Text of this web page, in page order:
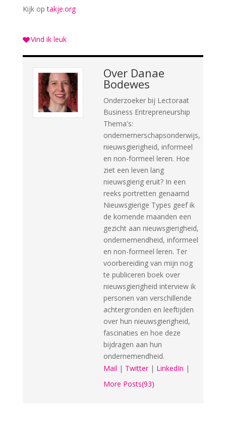
Kijk optakje.org
Vind ik leuk
Over Danae
Bodewes
Onderzoeker bij Lectoraat
Business Entrepreneurship
Thema's:
ondernemerschapsonderwijs,
nieuwsgierigheid, informeel
en non-formeel leren. Hoe
ziet een leven lang
nieuwsgierig eruit? In een
reeks portretten genaamd
Nieuwsgierige Types geef ik
de komende maanden een
gezicht aan nieuwsgierigheid,
ondernemendheid, informeel
en non-formeel leren. Ter
voorbereiding van mijn nog
te publiceren boek over
nieuwsgierigheid interview ik
personen van verschillende
achtergronden en leeftijden
over hun nieuwsgierigheid,
fascinaties en hoe deze
bijdragen aan hun
ondernemendheid.
Mail | Twitter| LinkedIn |
More Posts(93)